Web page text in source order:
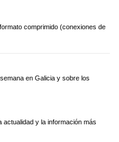
comprimido (conexiones de
en Galicia y sobre los
actualidad y la información más